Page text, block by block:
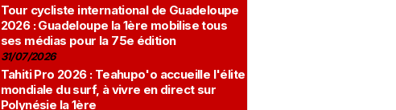
Tour cycliste international de Guadeloupe
2026 : Guadeloupe la 1ère mobilise tous
ses médias pour la 75e édition
31/07/2026
Tahiti Pro 2026 : Teahupo'o accueille l'élite
mondiale du surf, à vivre en direct sur
Polynésie la 1ère